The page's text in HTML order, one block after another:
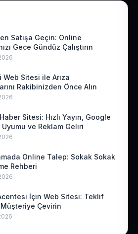
Satışa Geçin: Online
Gece Gündüz Çalıştırın
Web Sitesi ile Arıza
Rakibinizden Önce Alın
Sitesi: Hızlı Yayın, Google
ve Reklam Geliri
Online Talep: Sokak Sokak
Rehberi
İçin Web Sitesi: Teklif
Çevirin